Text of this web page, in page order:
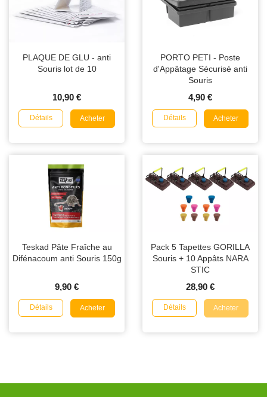
PLAQUE DE GLU - anti
Souris lot de 10
10,90 €
Détails Acheter
PORTO PETI - Poste
d'Appâtage Sécurisé anti
Souris
4,90 €
Détails Acheter
Teskad Pâte Fraîche au
Difénacoum anti Souris 150g
9,90 €
Détails Acheter
Pack 5 Tapettes GORILLA
Souris + 10 Appâts NARA
STIC
28,90 €
Détails Acheter